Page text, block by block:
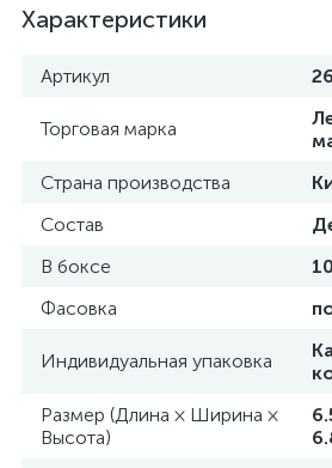
Характеристики
Артикул
Торговая марка
Страна производства
Состав
В боксе
Фасовка
Индивидуальная упаковка
Размер (Длина × Ширина ×
Высота)